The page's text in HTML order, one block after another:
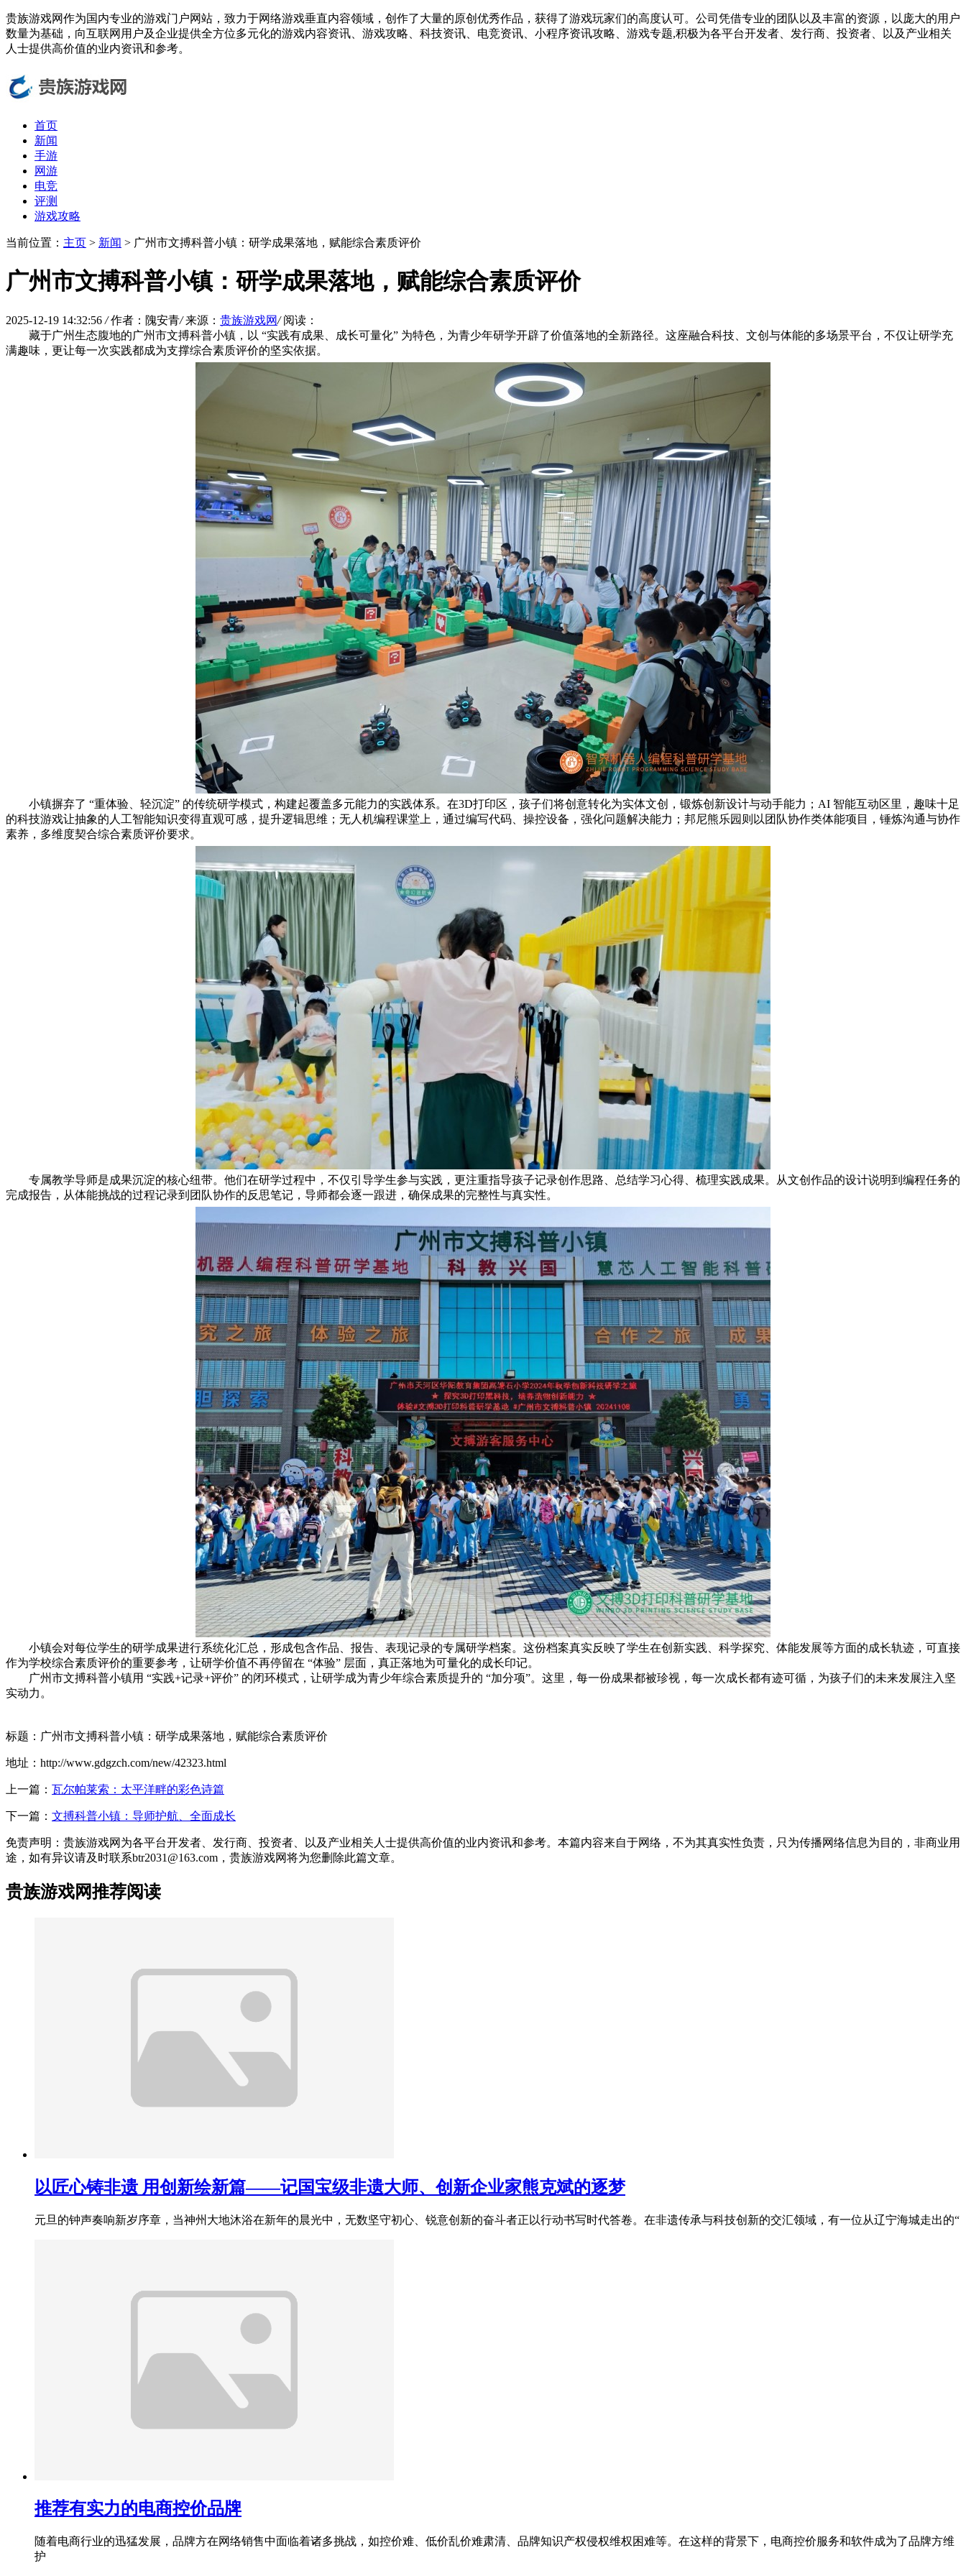
贵族游戏网作为国内专业的游戏门户网站，致力于网络游戏垂直内容领域，创作了大量的原创优秀作品，获得了游戏玩家们的高度认可。公司凭借专业的团队以及丰富的资源，以庞大的用户
数量为基础，向互联网用户及企业提供全方位多元化的游戏内容资讯、游戏攻略、科技资讯、电竞资讯、小程序资讯攻略、游戏专题,积极为各平台开发者、发行商、投资者、以及产业相关
人士提供高价值的业内资讯和参考。
首页
新闻
手游
网游
电竞
评测
游戏攻略
当前位置： 主页 > 新闻 > 广州市文搏科普小镇：研学成果落地，赋能综合素质评价
广州市文搏科普小镇：研学成果落地，赋能综合素质评价
2025-12-19 14:32:56 / 作者：隗安青/ 来源： 贵族游戏网/ 阅读：
藏于广州生态腹地的广州市文搏科普小镇，以 “实践有成果、成长可量化” 为特色，为青少年研学开辟了价值落地的全新路径。这座融合科技、文创与体能的多场景平台，不仅让研学充
满趣味，更让每一次实践都成为支撑综合素质评价的坚实依据。
小镇摒弃了 “重体验、轻沉淀” 的传统研学模式，构建起覆盖多元能力的实践体系。在3D打印区，孩子们将创意转化为实体文创，锻炼创新设计与动手能力；AI 智能互动区里，趣味十足
的科技游戏让抽象的人工智能知识变得直观可感，提升逻辑思维；无人机编程课堂上，通过编写代码、操控设备，强化问题解决能力；邦尼熊乐园则以团队协作类体能项目，锤炼沟通与协作
素养，多维度契合综合素质评价要求。
专属教学导师是成果沉淀的核心纽带。他们在研学过程中，不仅引导学生参与实践，更注重指导孩子记录创作思路、总结学习心得、梳理实践成果。从文创作品的设计说明到编程任务的
完成报告，从体能挑战的过程记录到团队协作的反思笔记，导师都会逐一跟进，确保成果的完整性与真实性。
小镇会对每位学生的研学成果进行系统化汇总，形成包含作品、报告、表现记录的专属研学档案。这份档案真实反映了学生在创新实践、科学探究、体能发展等方面的成长轨迹，可直接
作为学校综合素质评价的重要参考，让研学价值不再停留在 “体验” 层面，真正落地为可量化的成长印记。
广州市文搏科普小镇用 “实践+记录+评价” 的闭环模式，让研学成为青少年综合素质提升的 “加分项”。这里，每一份成果都被珍视，每一次成长都有迹可循，为孩子们的未来发展注入坚
实动力。
标题：广州市文搏科普小镇：研学成果落地，赋能综合素质评价
地址：http://www.gdgzch.com/new/42323.html
上一篇： 瓦尔帕莱索：太平洋畔的彩色诗篇
下一篇： 文搏科普小镇：导师护航、全面成长
免责声明：贵族游戏网为各平台开发者、发行商、投资者、以及产业相关人士提供高价值的业内资讯和参考。本篇内容来自于网络，不为其真实性负责，只为传播网络信息为目的，非商业用
途，如有异议请及时联系btr2031@163.com，贵族游戏网将为您删除此篇文章。
贵族游戏网推荐阅读
以匠心铸非遗 用创新绘新篇——记国宝级非遗大师、创新企业家熊克斌的逐梦
元旦的钟声奏响新岁序章，当神州大地沐浴在新年的晨光中，无数坚守初心、锐意创新的奋斗者正以行动书写时代答卷。在非遗传承与科技创新的交汇领域，有一位从辽宁海城走出的“
推荐有实力的电商控价品牌
随着电商行业的迅猛发展，品牌方在网络销售中面临着诸多挑战，如控价难、低价乱价难肃清、品牌知识产权侵权维权困难等。在这样的背景下，电商控价服务和软件成为了品牌方维
护